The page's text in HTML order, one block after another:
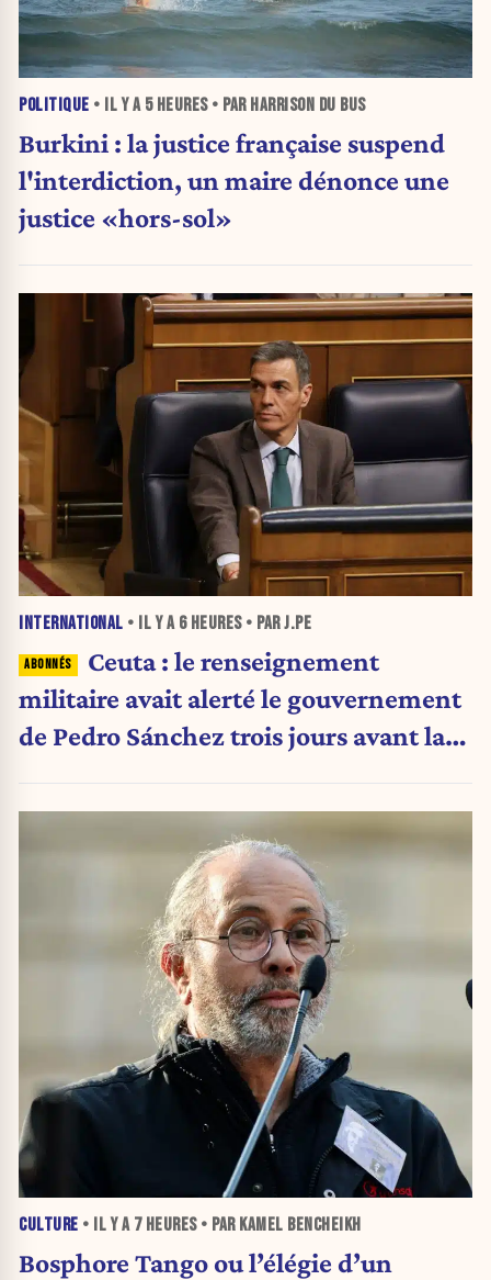
POLITIQUE • IL Y A 5 HEURES• PAR HARRISON DU BUS
Burkini : la justice française suspend
l'interdiction, un maire dénonce une
justice «hors-sol»
INTERNATIONAL • IL Y A 6 HEURES• PAR J.PE
Ceuta : le renseignement
militaire avait alerté le gouvernement
de Pedro Sánchez trois jours avant la
CULTURE • IL Y A 7 HEURES• PAR KAMEL BENCHEIKH
Bosphore Tango ou l’élégie d’un